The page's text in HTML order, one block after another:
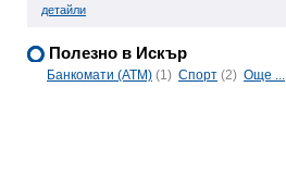
детайли
Полезно в Искър
Банкомати (ATM) (1) Спорт (2) Още ...